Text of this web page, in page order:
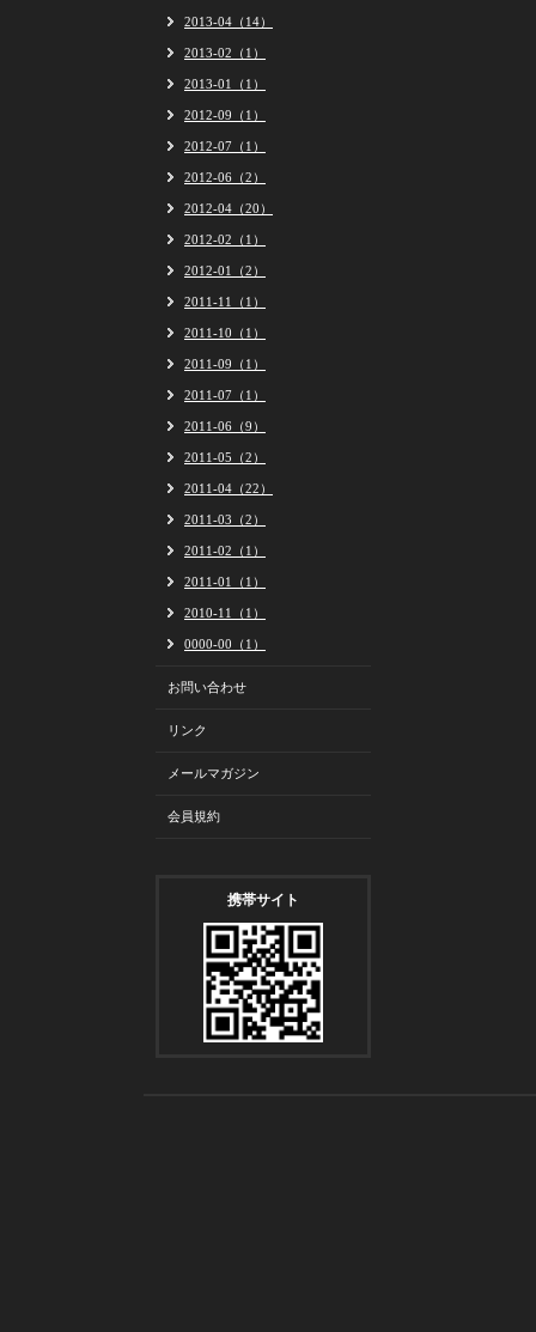
2013-04（14）
2013-02（1）
2013-01（1）
2012-09（1）
2012-07（1）
2012-06（2）
2012-04（20）
2012-02（1）
2012-01（2）
2011-11（1）
2011-10（1）
2011-09（1）
2011-07（1）
2011-06（9）
2011-05（2）
2011-04（22）
2011-03（2）
2011-02（1）
2011-01（1）
2010-11（1）
0000-00（1）
お問い合わせ
リンク
メールマガジン
会員規約
携帯サイト